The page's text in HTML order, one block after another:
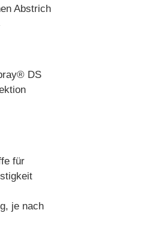
Abstrich
DS
für
je nach